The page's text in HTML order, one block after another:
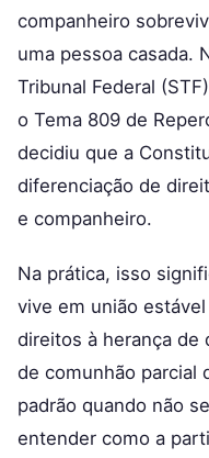
companheiro
uma pessoa casada.
Tribunal Federal
o Tema 809 de
decidiu que a
diferenciação de
e companheiro.
Na prática, isso
vive em união
direitos à herança de
de comunhão parcial
padrão quando não
entender como a